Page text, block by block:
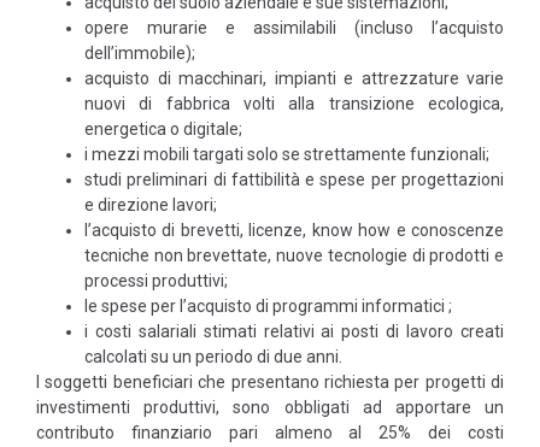
opere murarie e assimilabili (incluso l’acquisto
dell’immobile);
acquisto di macchinari, impianti e attrezzature varie
nuovi di fabbrica volti alla transizione ecologica,
energetica o digitale;
i mezzi mobili targati solo se strettamente funzionali;
studi preliminari di fattibilità e spese per progettazioni
e direzione lavori;
l’acquisto di brevetti, licenze, know how e conoscenze
tecniche non brevettate, nuove tecnologie di prodotti e
processi produttivi;
le spese per l’acquisto di programmi informatici ;
i costi salariali stimati relativi ai posti di lavoro creati
calcolati su un periodo di due anni.
I soggetti beneficiari che presentano richiesta per progetti di
investimenti produttivi, sono obbligati ad apportare un
contributo finanziario pari almeno al 25% dei costi